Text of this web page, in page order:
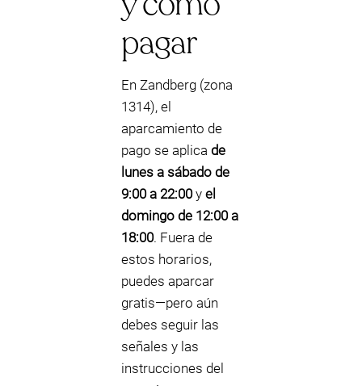
pagar
En Zandberg (zona
1314), el
aparcamiento de
pago se aplica de
lunes a sábado de
9:00 a 22:00y el
domingo de 12:00 a
18:00. Fuera de
estos horarios,
puedes aparcar
gratis—pero aún
debes seguir las
señales y las
instrucciones del